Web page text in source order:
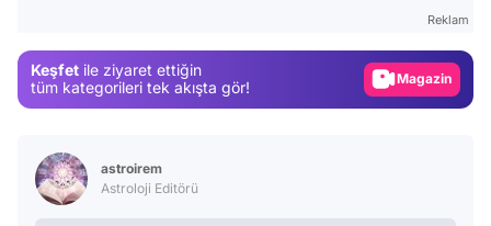
Reklam
Keşfet ile ziyaret ettiğin
tüm kategorileri tek akışta gör!
Magazin
astroirem
Astroloji Editörü